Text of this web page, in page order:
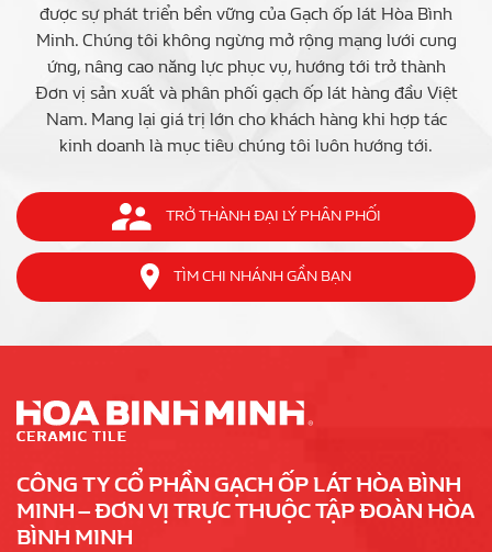
được sự phát triển bền vững của Gạch ốp lát Hòa Bình
Minh. Chúng tôi không ngừng mở rộng mạng lưới cung
ứng, nâng cao năng lực phục vụ, hướng tới trở thành
Đơn vị sản xuất và phân phối gạch ốp lát hàng đầu Việt
Nam. Mang lại giá trị lớn cho khách hàng khi hợp tác
kinh doanh là mục tiêu chúng tôi luôn hướng tới.
TRỞ THÀNH ĐẠI LÝ PHÂN PHỐI
TÌM CHI NHÁNH GẦN BẠN
CÔNG TY CỔ PHẦN GẠCH ỐP LÁT HÒA BÌNH
MINH – ĐƠN VỊ TRỰC THUỘC TẬP ĐOÀN HÒA
BÌNH MINH